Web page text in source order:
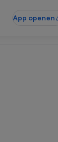
App openen